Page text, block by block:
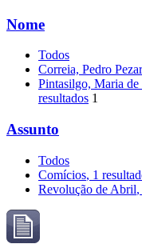
Nome
Todos
Correia, Pedro
Pintasilgo, Maria
resultados 1
Assunto
Todos
Comícios, 1
Revolução de Abril